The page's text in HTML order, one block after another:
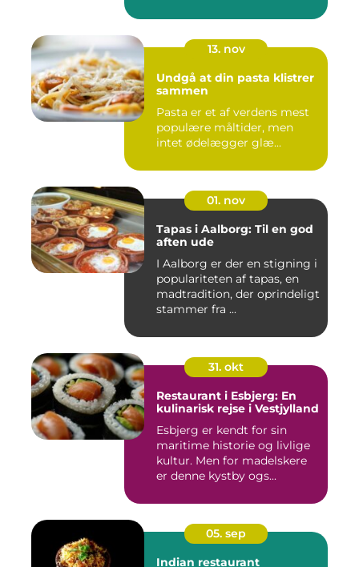
13. nov
Undgå at din pasta klistrer
sammen
Pasta er et af verdens mest
populære måltider, men
intet ødelægger glæ...
01. nov
Tapas i Aalborg: Til en god
aften ude
I Aalborg er der en stigning i
populariteten af tapas, en
madtradition, der oprindeligt
stammer fra ...
31. okt
Restaurant i Esbjerg: En
kulinarisk rejse i Vestjylland
Esbjerg er kendt for sin
maritime historie og livlige
kultur. Men for madelskere
er denne kystby ogs...
05. sep
Indian restaurant